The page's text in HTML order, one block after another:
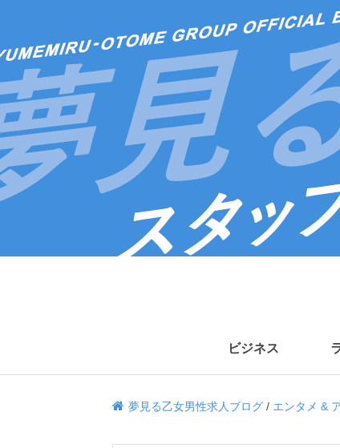
ビジネス
夢見る乙女男性求人ブログ/ エンタメ &